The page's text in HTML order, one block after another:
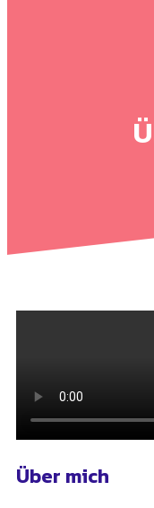
Über mich